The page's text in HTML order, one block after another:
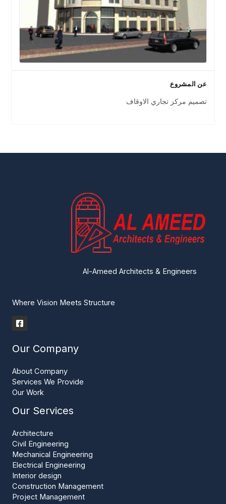
عن المشروع
تصميم مركز تجاري الاوقاف
Al-Ameed Architects & Engineers
Where Vision Meets Structure
Our Company
About Company
Services We Provide
Our Work
Our Services
Architecture
Civil Engineering
Mechanical Engineering
Electrical Engineering
Interior design
Construction Management
Project Management